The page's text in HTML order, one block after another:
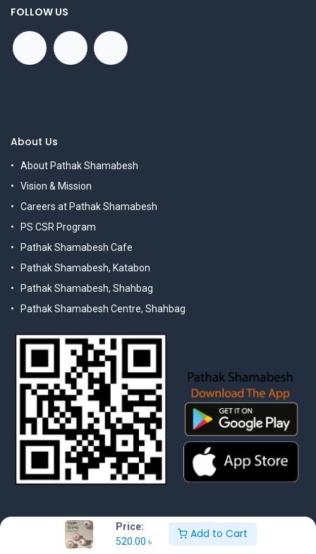
Price:
520.00 ৳
Add to Cart
FOLLOW US
About Us
About Pathak Shamabesh
Vision & Mission
Careers at Pathak Shamabesh
PS CSR Program
Pathak Shamabesh Cafe
Pathak Shamabesh, Katabon
Pathak Shamabesh, Shahbag
Pathak Shamabesh Centre, Shahbag
© 2025 Pathak Shamabesh. Developed by Metamorphosis Ltd. |